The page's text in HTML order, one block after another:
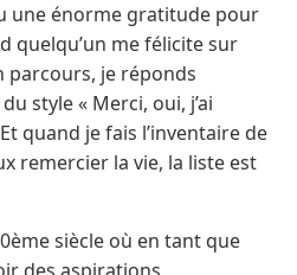
une énorme gratitude pour
quelqu’un me félicite sur
je réponds
style « Merci, oui, j’ai
quand je fais l’inventaire de
remercier la vie, la liste est
siècle où en tant que